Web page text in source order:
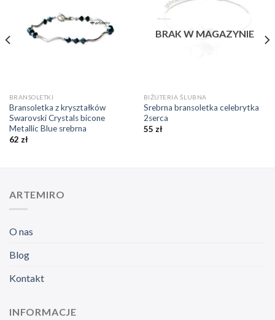
BRANSOLETKI
Bransoletka z kryształków
Swarovski Crystals bicone
Metallic Blue srebrna
62 zł
ulubionych
BRAK W MAGAZYNIE
BIŻUTERIA ŚLUBNA
Srebrna bransoletka celebrytka
2serca
55 zł
ARTEMIRO
O nas
Blog
Kontakt
INFORMACJE